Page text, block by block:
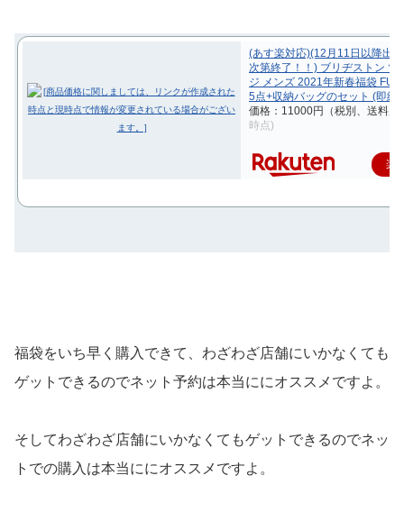
(あす楽対応)(12月11日以降出
次第終了！！) ブリヂストン ツ
ジ メンズ 2021年新春福袋
5点+収納バッグのセット (即納
価格：11000円（税別、送料別)
時点)
楽
福袋をいち早く購入できて、わざわざ店舗にいかなくても
ゲットできるのでネット予約は本当ににオススメですよ。
そしてわざわざ店舗にいかなくてもゲットできるのでネッ
トでの購入は本当ににオススメですよ。